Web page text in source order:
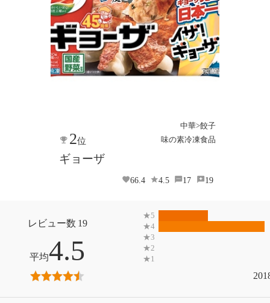
中華>餃子
味の素冷凍食品
2位
ギョーザ
66.4 4.5 17 19
19
4.5